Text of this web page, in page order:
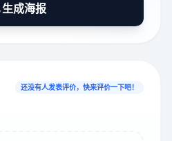
生成海报
还没有人发表评价，快来评价一下吧！